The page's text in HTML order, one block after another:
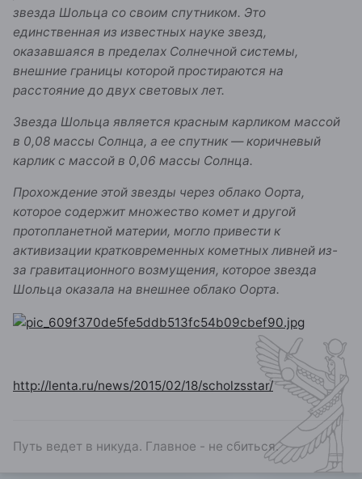
звезда Шольца со своим спутником. Это
единственная из известных науке звезд,
оказавшаяся в пределах Солнечной системы,
внешние границы которой простираются на
расстояние до двух световых лет.
Звезда Шольца является красным карликом массой
в 0,08 массы Солнца, а ее спутник — коричневый
карлик с массой в 0,06 массы Солнца.
Прохождение этой звезды через облако Оорта,
которое содержит множество комет и другой
протопланетной материи, могло привести к
активизации кратковременных кометных ливней из-
за гравитационного возмущения, которое звезда
Шольца оказала на внешнее облако Оорта.
http://lenta.ru/news/2015/02/18/scholzsstar/
Путь ведет в никуда. Главное - не сбиться.